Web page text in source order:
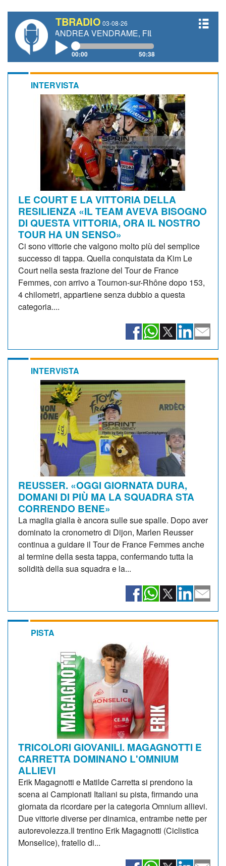
TBRADIO 03-08-26
ANDREA VENDRAME, FILIPPO FIORELLI
00:00 50:38
INTERVISTA
LE COURT E LA VITTORIA DELLA
RESILIENZA «IL TEAM AVEVA BISOGNO
DI QUESTA VITTORIA, ORA IL NOSTRO
TOUR HA UN SENSO»
Ci sono vittorie che valgono molto più del semplice
successo di tappa. Quella conquistata da Kim Le
Court nella sesta frazione del Tour de France
Femmes, con arrivo a Tournon-sur-Rhône dopo 153,
4 chilometri, appartiene senza dubbio a questa
categoria....
INTERVISTA
REUSSER. «OGGI GIORNATA DURA,
DOMANI DI PIÙ MA LA SQUADRA STA
CORRENDO BENE»
La maglia gialla è ancora sulle sue spalle. Dopo aver
dominato la cronometro di Dijon, Marlen Reusser
continua a guidare il Tour de France Femmes anche
al termine della sesta tappa, confermando tutta la
solidità della sua squadra e la...
PISTA
TRICOLORI GIOVANILI. MAGAGNOTTI E
CARRETTA DOMINANO L'OMNIUM
ALLIEVI
Erik Magagnotti e Matilde Carretta si prendono la
scena ai Campionati Italiani su pista, firmando una
giornata da ricordare per la categoria Omnium allievi.
Due vittorie diverse per dinamica, entrambe nette per
autorevolezza.Il trentino Erik Magagnotti (Ciclistica
Monselice), fratello di...